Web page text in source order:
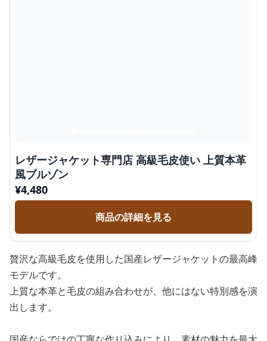
レザージャケット専門店 高級毛皮使い 上質本革
風ブルゾン
¥4,480
商品の詳細を見る
贅沢な高級毛皮を使用した国産レザージャケットの最高峰
モデルです。
上質な本革と毛皮の組み合わせが、他にはない特別感を演
出します。